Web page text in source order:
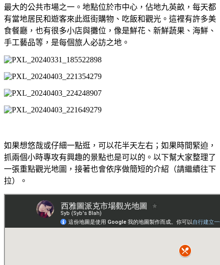
最大的公共市場之一。地點位於市中心，佔地九英畝，每天都
有當地居民和遊客來此逛街購物、吃飯和觀光。這裡有許多美
食餐廳，也有很多小店與攤位，像是鮮花、新鮮蔬果、海鮮、
手工藝品等，是每個旅人必訪之地。
如果想悠哉或仔細一點逛，可以花半天左右；如果時間緊迫，
抓兩個小時專攻有興趣的景點也是可以的。以下幫大家整理了
一張重點觀光地圖，接著也會依序做簡短的介紹（請繼續往下
拉）。